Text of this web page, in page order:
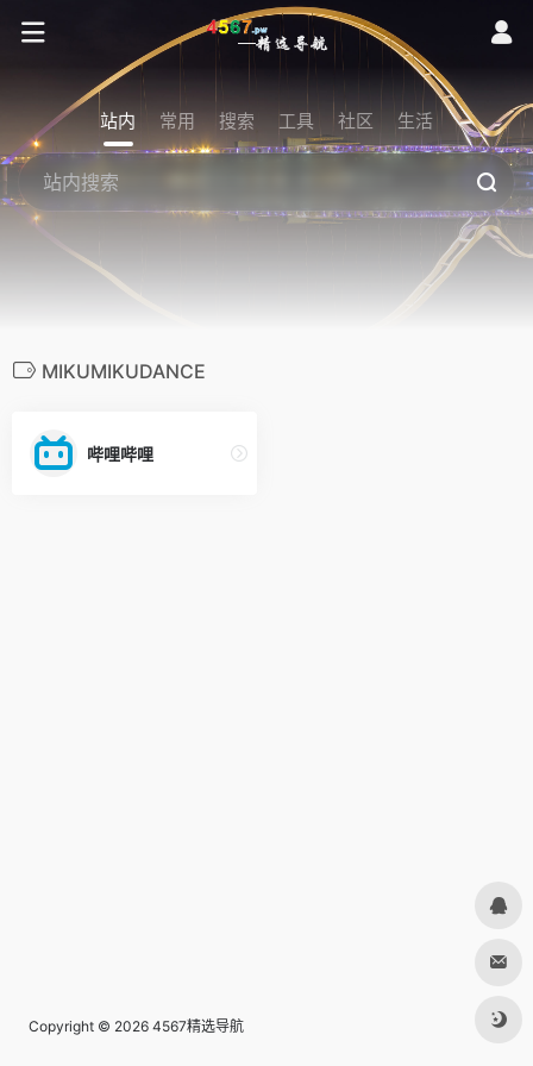
站内 常用 搜索 工具 社区 生活
MIKUMIKUDANCE
哔哩哔哩
Copyright © 2026 4567精选导航